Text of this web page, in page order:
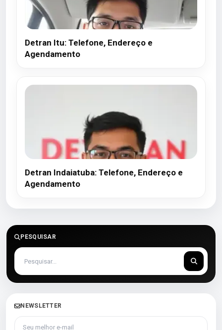
Detran Itu: Telefone, Endereço e
Agendamento
Detran Indaiatuba: Telefone, Endereço e
Agendamento
PESQUISAR
NEWSLETTER
Seu melhor e-mail